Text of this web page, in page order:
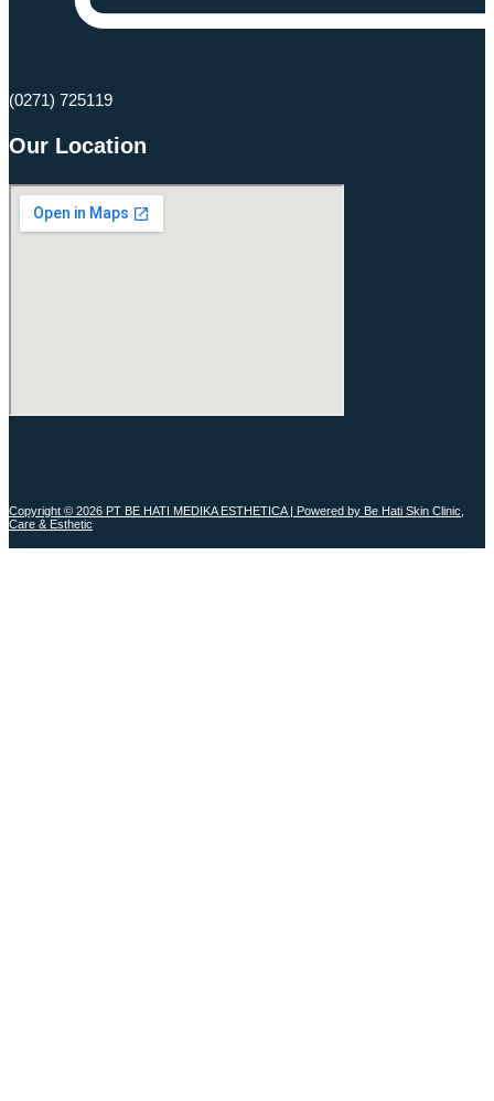
(0271) 725119​
Our Location
Copyright © 2026 PT BE HATI MEDIKA ESTHETICA | Powered by Be Hati Skin Clinic,
Care & Esthetic